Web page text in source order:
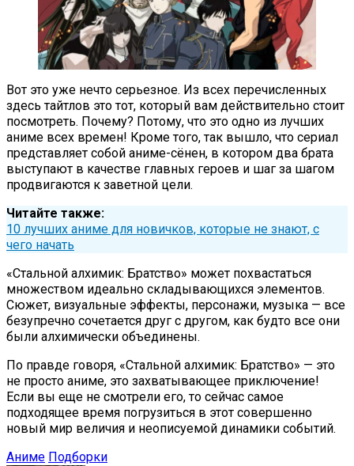
Вот это уже нечто серьезное. Из всех перечисленных
здесь тайтлов это тот, который вам действительно стоит
посмотреть. Почему? Потому, что это одно из лучших
аниме всех времен! Кроме того, так вышло, что сериал
представляет собой аниме-сёнен, в котором два брата
выступают в качестве главных героев и шаг за шагом
продвигаются к заветной цели.
Читайте также:
10 лучших аниме для новичков, которые не знают, с
чего начать
«Стальной алхимик: Братство» может похвастаться
множеством идеально складывающихся элементов.
Сюжет, визуальные эффекты, персонажи, музыка — все
безупречно сочетается друг с другом, как будто все они
были алхимически объединены.
По правде говоря, «Стальной алхимик: Братство» — это
не просто аниме, это захватывающее приключение!
Если вы еще не смотрели его, то сейчас самое
подходящее время погрузиться в этот совершенно
новый мир величия и неописуемой динамики событий.
Аниме Подборки